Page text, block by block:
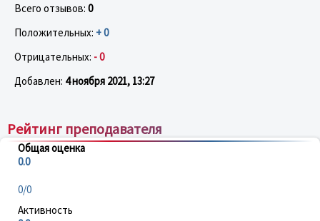
Всего отзывов: 0
Положительных: + 0
Отрицательных: - 0
Добавлен: 4 ноября 2021, 13:27
Рейтинг преподавателя
Общая оценка
0.0
0/0
Активность